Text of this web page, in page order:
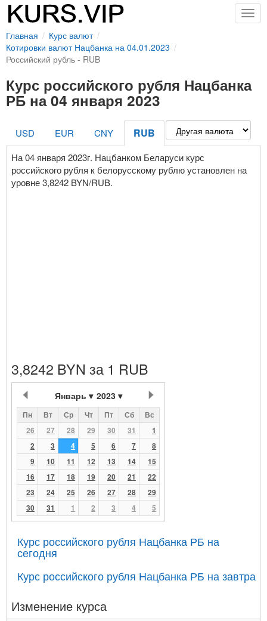
Главная
Курс валют
Котировки валют Нацбанка на 04.01.2023
Российский рубль - RUB
Курс российского рубля Нацбанка
РБ на 04 января 2023
USD EUR CNY RUB
На 04 января 2023г. Нацбанком Беларуси курс
российского рубля к белорусскому рублю установлен на
уровне 3,8242 BYN/RUB.
3,8242 BYN за 1 RUB
Январь 2023
Пн Вт Ср Чт Пт Сб
Вс
26
27 28 29 30 31
1
2
3 4 5 6 7
8
9
10 11 12 13 14
15
16
17 18 19 20 21
22
23
24 25 26 27 28
29
30
31 1 2 3 4 5
Курс российского рубля Нацбанка РБ на
сегодня
Курс российского рубля Нацбанка РБ на завтра
Изменение курса